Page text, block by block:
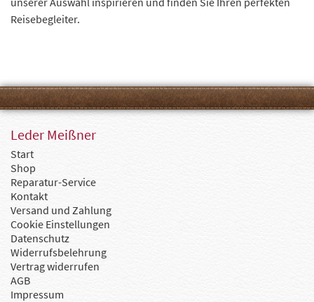
Reisebegleiter.
Leder Meißner
Start
Shop
Reparatur-Service
Kontakt
Versand und Zahlung
Cookie Einstellungen
Datenschutz
Widerrufsbelehrung
Vertrag widerrufen
AGB
Impressum